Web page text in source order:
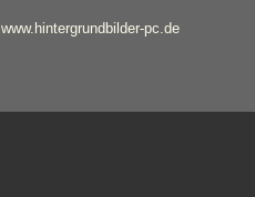
www.hintergrundbilder-pc.de